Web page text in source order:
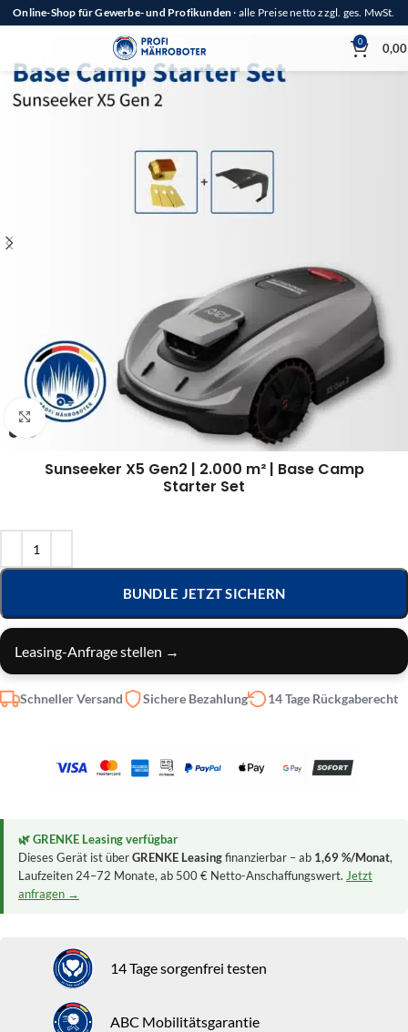
Online-Shop für Gewerbe- und Profikunden· alle Preise netto zzgl. ges. MwSt.
0
Klick zum Vergrößern
Sunseeker X5 Gen2 | 2.000 m² | Base Camp
Starter Set
BUNDLE JETZT SICHERN
Leasing-Anfrage stellen →
Schneller Versand Sichere Bezahlung 14 Tage Rückgaberecht
🌿 GRENKE Leasing verfügbar
Dieses Gerät ist überGRENKE Leasingfinanzierbar – ab 1,69 %/Monat,
Laufzeiten 24–72 Monate, ab 500 € Netto-Anschaffungswert. Jetzt
anfragen →
14 Tage sorgenfrei testen
ABC Mobilitätsgarantie